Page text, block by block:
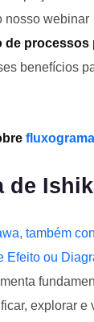
nosso webinar
de processos
benefícios
de
também
Efeito ou
explorar e